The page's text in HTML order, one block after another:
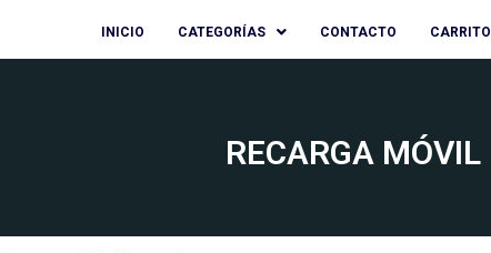
INICIO CATEGORÍAS CONTACTO CARRITO
RECARGA MÓVIL